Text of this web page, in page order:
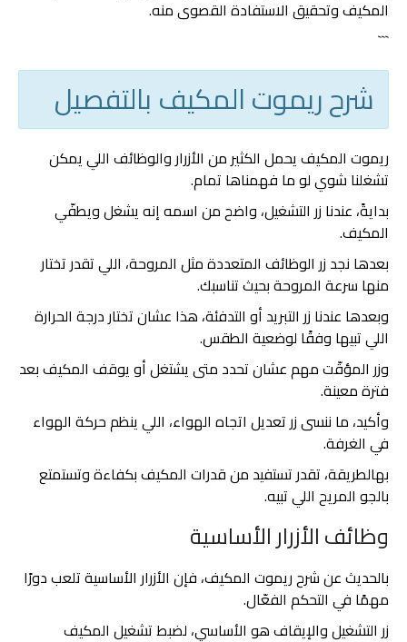
المكيف وتحقيق الاستفادة القصوى منه.
```
شرح ريموت المكيف بالتفصيل
ريموت المكيف يحمل الكثير من الأزرار والوظائف اللي يمكن
تشغلنا شوي لو ما فهمناها تمام.
بدايةً، عندنا زر التشغيل، واضح من اسمه إنه يشغل ويطفّي
المكيف.
بعدها نجد زر الوظائف المتعددة مثل المروحة، اللي تقدر تختار
منها سرعة المروحة بحيث تناسبك.
وبعدها عندنا زر التبريد أو التدفئة، هذا عشان تختار درجة الحرارة
اللي تبيها وفقًا لوضعية الطقس.
وزر المؤقّت مهم عشان تحدد متى يشتغل أو يوقف المكيف بعد
فترة معينة.
وأكيد، ما ننسى زر تعديل اتجاه الهواء، اللي ينظم حركة الهواء
في الغرفة.
بهالطريقة، تقدر تستفيد من قدرات المكيف بكفاءة وتستمتع
بالجو المريح اللي تبيه.
وظائف الأزرار الأساسية
بالحديث عن شرح ريموت المكيف، فإن الأزرار الأساسية تلعب دورًا
مهمًا في التحكم الفعّال.
زر التشغيل والإيقاف هو الأساسي، لضبط تشغيل المكيف